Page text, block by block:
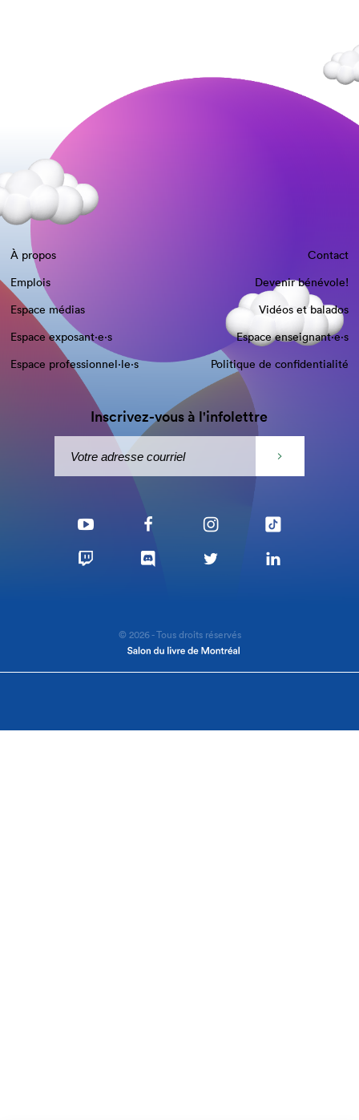
À propos
Contact
Emplois
Devenir bénévole!
Espace médias
Vidéos et balados
Espace exposant·e⋅s
Espace enseignant·e⋅s
Espace professionnel·le⋅s
Politique de confidentialité
Inscrivez-vous à l'infolettre
© 2026 - Tous droits réservés